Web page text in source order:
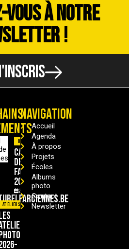
À NOTRE
!
Divers
Cavalcade
de
Farciennes
2026
29/08/2026
Ateliers
NAVIGATION
Accueil
Agenda
À propos
Projets
Écoles
Albums
photo
Contact
Newsletter